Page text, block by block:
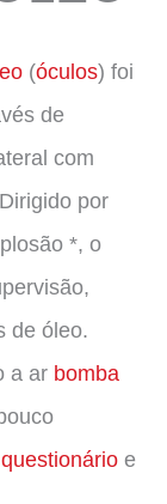
(óculos) foi
de
com
por
*, o
de óleo.
a ar bomba
questionário e